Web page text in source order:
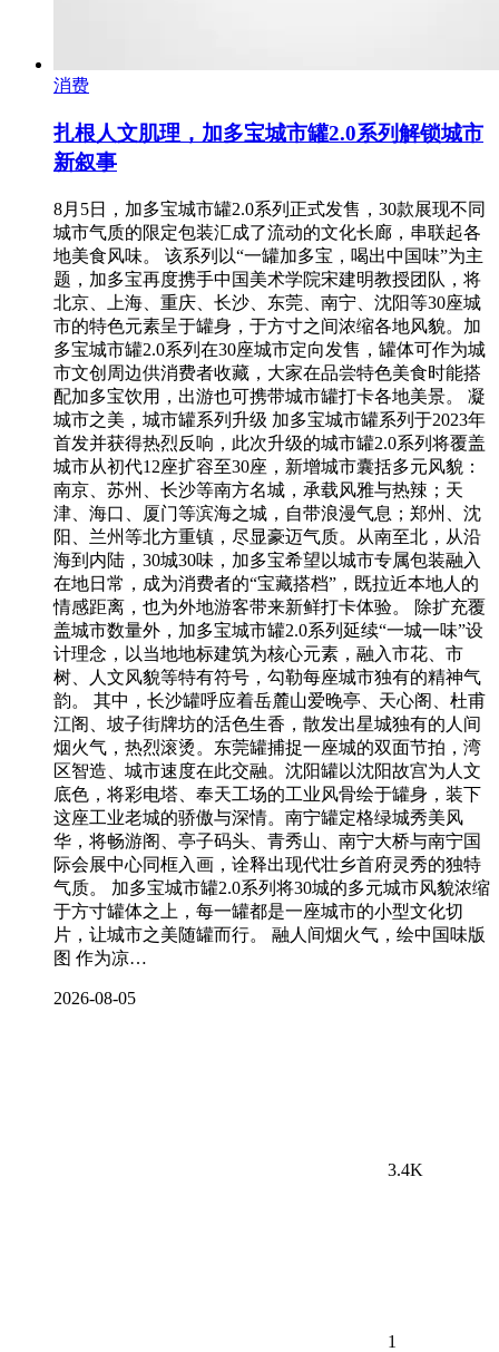
消费
扎根人文肌理，加多宝城市罐2.0系列解锁城市
新叙事
8月5日，加多宝城市罐2.0系列正式发售，30款展现不同
城市气质的限定包装汇成了流动的文化长廊，串联起各
地美食风味。 该系列以“一罐加多宝，喝出中国味”为主
题，加多宝再度携手中国美术学院宋建明教授团队，将
北京、上海、重庆、长沙、东莞、南宁、沈阳等30座城
市的特色元素呈于罐身，于方寸之间浓缩各地风貌。加
多宝城市罐2.0系列在30座城市定向发售，罐体可作为城
市文创周边供消费者收藏，大家在品尝特色美食时能搭
配加多宝饮用，出游也可携带城市罐打卡各地美景。 凝
城市之美，城市罐系列升级 加多宝城市罐系列于2023年
首发并获得热烈反响，此次升级的城市罐2.0系列将覆盖
城市从初代12座扩容至30座，新增城市囊括多元风貌：
南京、苏州、长沙等南方名城，承载风雅与热辣；天
津、海口、厦门等滨海之城，自带浪漫气息；郑州、沈
阳、兰州等北方重镇，尽显豪迈气质。从南至北，从沿
海到内陆，30城30味，加多宝希望以城市专属包装融入
在地日常，成为消费者的“宝藏搭档”，既拉近本地人的
情感距离，也为外地游客带来新鲜打卡体验。 除扩充覆
盖城市数量外，加多宝城市罐2.0系列延续“一城一味”设
计理念，以当地地标建筑为核心元素，融入市花、市
树、人文风貌等特有符号，勾勒每座城市独有的精神气
韵。 其中，长沙罐呼应着岳麓山爱晚亭、天心阁、杜甫
江阁、坡子街牌坊的活色生香，散发出星城独有的人间
烟火气，热烈滚烫。东莞罐捕捉一座城的双面节拍，湾
区智造、城市速度在此交融。沈阳罐以沈阳故宫为人文
底色，将彩电塔、奉天工场的工业风骨绘于罐身，装下
这座工业老城的骄傲与深情。南宁罐定格绿城秀美风
华，将畅游阁、亭子码头、青秀山、南宁大桥与南宁国
际会展中心同框入画，诠释出现代壮乡首府灵秀的独特
气质。 加多宝城市罐2.0系列将30城的多元城市风貌浓缩
于方寸罐体之上，每一罐都是一座城市的小型文化切
片，让城市之美随罐而行。 融人间烟火气，绘中国味版
图 作为凉…
2026-08-05
3.4K
1